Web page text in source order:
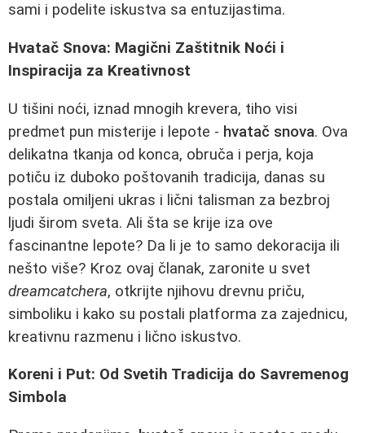
sami i podelite iskustva sa entuzijastima.
Hvatač Snova: Magični Zaštitnik Noći i
Inspiracija za Kreativnost
U tišini noći, iznad mnogih krevera, tiho visi
predmet pun misterije i lepote - hvatač snova. Ova
delikatna tkanja od konca, obruča i perja, koja
potiču iz duboko poštovanih tradicija, danas su
postala omiljeni ukras i lični talisman za bezbroj
ljudi širom sveta. Ali šta se krije iza ove
fascinantne lepote? Da li je to samo dekoracija ili
nešto više? Kroz ovaj članak, zaronite u svet
dreamcatchera, otkrijte njihovu drevnu priču,
simboliku i kako su postali platforma za zajednicu,
kreativnu razmenu i lično iskustvo.
Koreni i Put: Od Svetih Tradicija do Savremenog
Simbola